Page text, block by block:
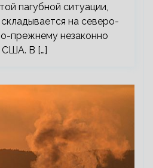
пагубной ситуации,
на северо-
прежнему незаконно
США. В […]